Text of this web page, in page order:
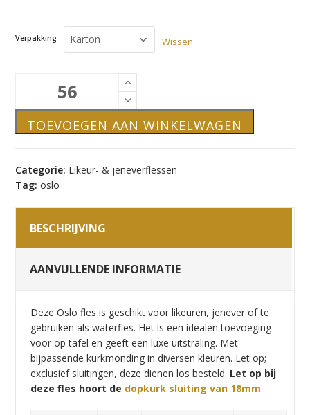
Verpakking Wissen
kurksluiting
aantal
TOEVOEGEN AAN WINKELWAGEN
Categorie: Likeur- & jeneverflessen
Tag: oslo
BESCHRIJVING
AANVULLENDE INFORMATIE
Deze Oslo fles is geschikt voor likeuren, jenever of te
gebruiken als waterfles. Het is een idealen toevoeging
voor op tafel en geeft een luxe uitstraling. Met
bijpassende kurkmonding in diversen kleuren. Let op;
exclusief sluitingen, deze dienen los besteld. Let op bij
deze fles hoort de dopkurk sluiting van 18mm.